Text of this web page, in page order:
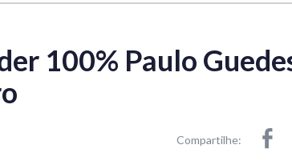
100% Paulo
Compartilhe: